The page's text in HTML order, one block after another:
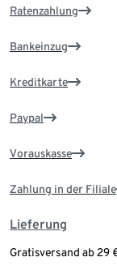
Ratenzahlung
Bankeinzug
Kreditkarte
Paypal
Vorauskasse
Zahlung in der Filiale
Lieferung
Gratisversand ab 29